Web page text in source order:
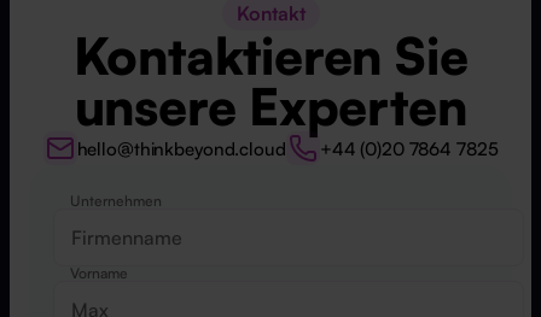
Kontakt
Kontaktieren Sie
unsere Experten
hello@thinkbeyond.cloud +44 (0)20 7864 7825
Unternehmen
Vorname